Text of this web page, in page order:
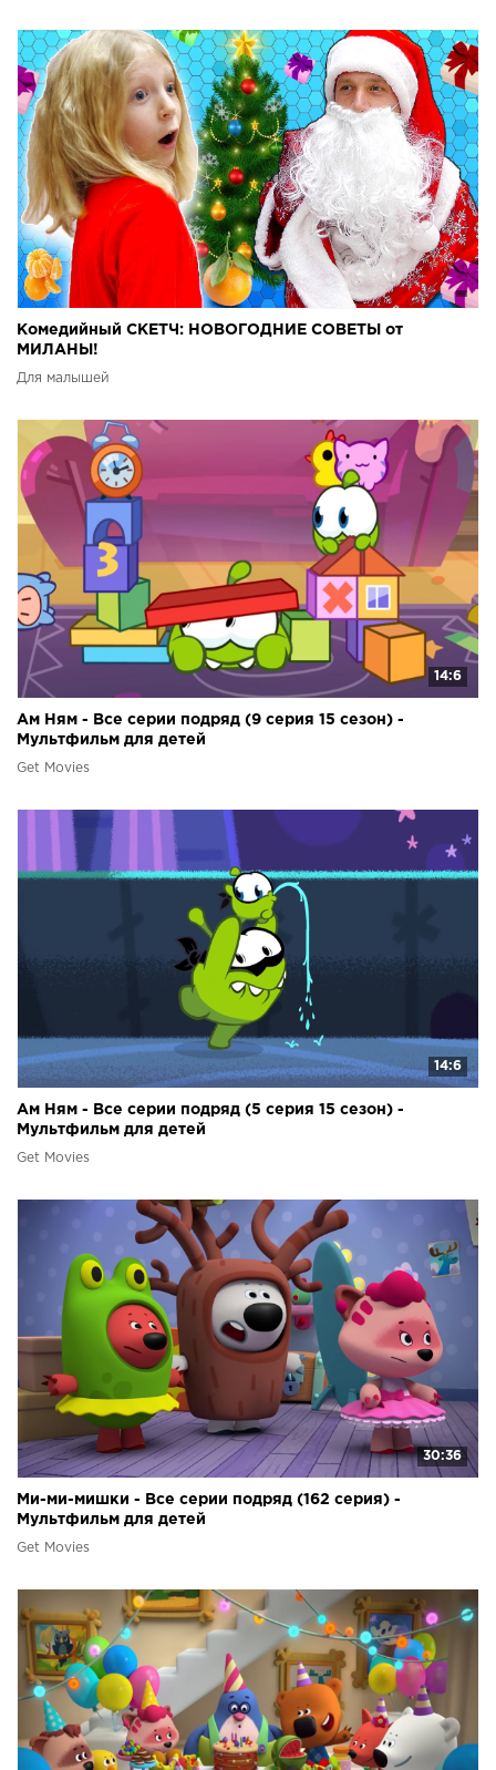
Комедийный СКЕТЧ: НОВОГОДНИЕ СОВЕТЫ от
МИЛАНЫ!
Для малышей
14:6
Ам Ням - Все серии подряд (9 серия 15 сезон) -
Мультфильм для детей
Get Movies
14:6
Ам Ням - Все серии подряд (5 серия 15 сезон) -
Мультфильм для детей
Get Movies
30:36
Ми-ми-мишки - Все серии подряд (162 серия) -
Мультфильм для детей
Get Movies